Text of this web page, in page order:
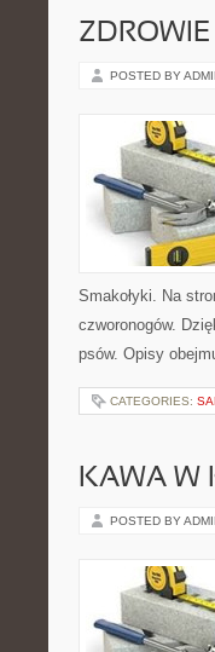
POSTED BY
Smakołyki. Na
czworonogów.
psów. Opisy
CATEGORIES:
KAWA W
POSTED BY